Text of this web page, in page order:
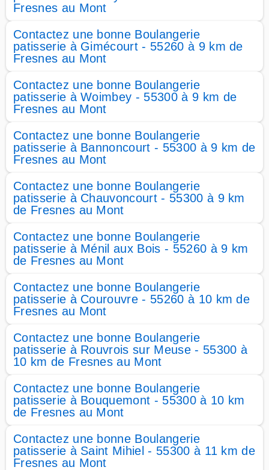
Fresnes au Mont
Contactez une bonne Boulangerie
patisserie à Gimécourt - 55260 à 9 km de
Fresnes au Mont
Contactez une bonne Boulangerie
patisserie à Woimbey - 55300 à 9 km de
Fresnes au Mont
Contactez une bonne Boulangerie
patisserie à Bannoncourt - 55300 à 9 km de
Fresnes au Mont
Contactez une bonne Boulangerie
patisserie à Chauvoncourt - 55300 à 9 km
de Fresnes au Mont
Contactez une bonne Boulangerie
patisserie à Ménil aux Bois - 55260 à 9 km
de Fresnes au Mont
Contactez une bonne Boulangerie
patisserie à Courouvre - 55260 à 10 km de
Fresnes au Mont
Contactez une bonne Boulangerie
patisserie à Rouvrois sur Meuse - 55300 à
10 km de Fresnes au Mont
Contactez une bonne Boulangerie
patisserie à Bouquemont - 55300 à 10 km
de Fresnes au Mont
Contactez une bonne Boulangerie
patisserie à Saint Mihiel - 55300 à 11 km de
Fresnes au Mont